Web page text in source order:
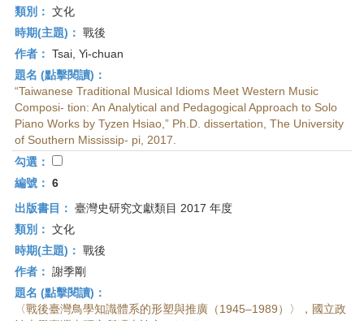
類別： 文化
時期(主題)： 戰後
作者： Tsai, Yi-chuan
題名 (點擊閱讀)：
“Taiwanese Traditional Musical Idioms Meet Western Music
Composi- tion: An Analytical and Pedagogical Approach to Solo
Piano Works by Tyzen Hsiao,” Ph.D. dissertation, The University
of Southern Mississip- pi, 2017.
勾選：
編號： 6
出版書目： 臺灣史研究文獻類目 2017 年度
類別： 文化
時期(主題)： 戰後
作者： 謝季剛
題名 (點擊閱讀)：
〈戰後臺灣鳥學知識體系的形塑與推廣（1945–1989）〉，國立政